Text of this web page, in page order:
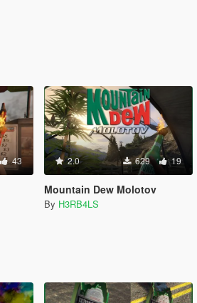
43 2.0 629 19
Mountain Dew Molotov
By H3RB4LS